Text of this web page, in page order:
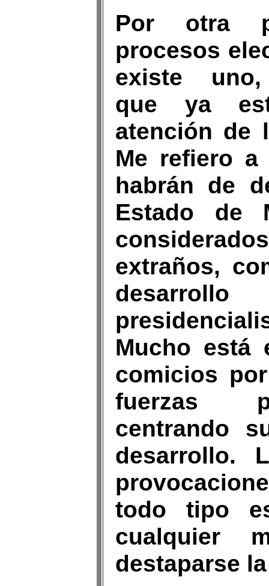
Por otra
procesos
existe uno,
que ya
atención de
Me refiero
habrán de
Estado de
extraños,
Mucho está
comicios
fuerzas
centrando
desarrollo.
todo tipo
cualquier
destaparse